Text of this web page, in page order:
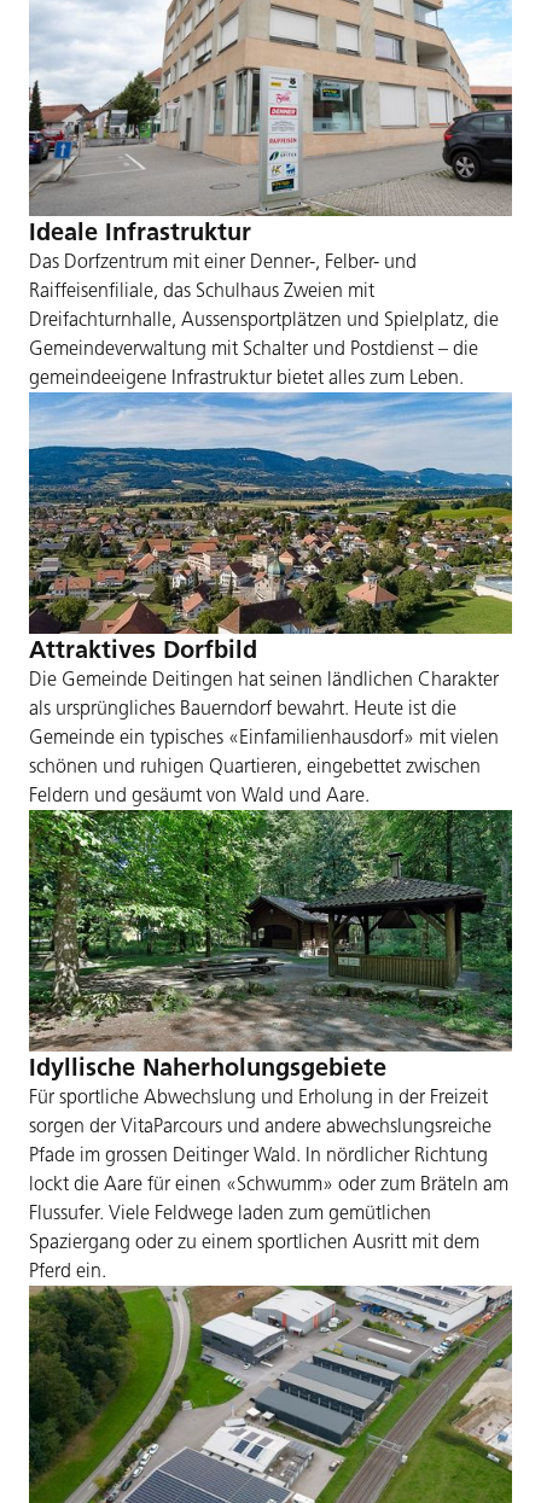
Ideale Infrastruktur
Das Dorfzentrum mit einer Denner-, Felber- und
Raiffeisenfiliale, das Schulhaus Zweien mit
Dreifachturnhalle, Aussensportplätzen und Spielplatz, die
Gemeindeverwaltung mit Schalter und Postdienst – die
gemeindeeigene Infrastruktur bietet alles zum Leben.
Attraktives Dorfbild
Die Gemeinde Deitingen hat seinen ländlichen Charakter
als ursprüngliches Bauerndorf bewahrt. Heute ist die
Gemeinde ein typisches «Einfamilienhausdorf» mit vielen
schönen und ruhigen Quartieren, eingebettet zwischen
Feldern und gesäumt von Wald und Aare.
Idyllische Naherholungsgebiete
Für sportliche Abwechslung und Erholung in der Freizeit
sorgen der VitaParcours und andere abwechslungsreiche
Pfade im grossen Deitinger Wald. In nördlicher Richtung
lockt die Aare für einen «Schwumm» oder zum Bräteln am
Flussufer. Viele Feldwege laden zum gemütlichen
Spaziergang oder zu einem sportlichen Ausritt mit dem
Pferd ein.